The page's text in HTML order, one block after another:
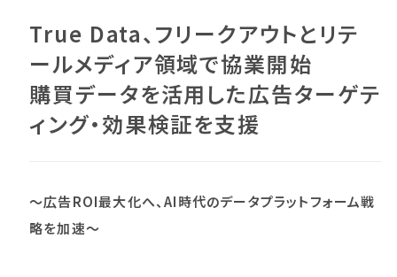
True Data、フリークアウトとリテ
ールメディア領域で協業開始
購買データを活用した広告ターゲテ
ィング・効果検証を支援
～広告ROI最大化へ、AI時代のデータプラットフォーム戦
略を加速～